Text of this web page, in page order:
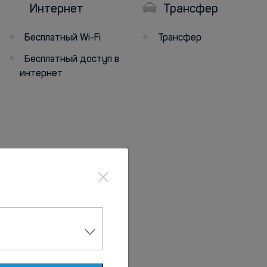
Интернет
Бесплатный Wi-Fi
Бесплатный доступ в
интернет
Трансфер
Трансфер
×